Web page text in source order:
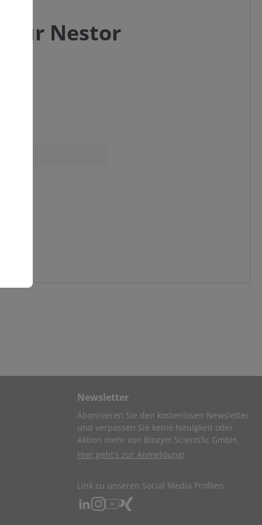
für Nestor
Newsletter
Abonnieren Sie den kostenlosen Newsletter
und verpassen Sie keine Neuigkeit oder
Aktion mehr von Biozym Scientific GmbH.
Hier geht's zur Anmeldung!
Link zu unseren Social Media Profilen